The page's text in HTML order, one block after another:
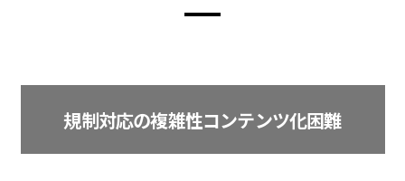
規制対応の複雑性コンテンツ化困難